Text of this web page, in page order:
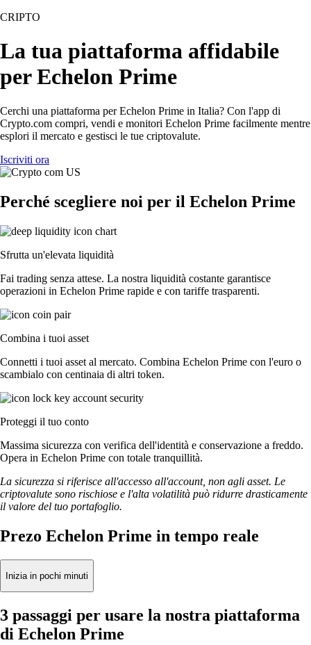
CRIPTO
La tua piattaforma affidabile
per Echelon Prime
Cerchi una piattaforma per Echelon Prime in Italia? Con l'app di
Crypto.com compri, vendi e monitori Echelon Prime facilmente mentre
esplori il mercato e gestisci le tue criptovalute.
Iscriviti ora
Perché scegliere noi per il Echelon Prime
Sfrutta un'elevata liquidità
Fai trading senza attese. La nostra liquidità costante garantisce
operazioni in Echelon Prime rapide e con tariffe trasparenti.
Combina i tuoi asset
Connetti i tuoi asset al mercato. Combina Echelon Prime con l'euro o
scambialo con centinaia di altri token.
Proteggi il tuo conto
Massima sicurezza con verifica dell'identità e conservazione a freddo.
Opera in Echelon Prime con totale tranquillità.
La sicurezza si riferisce all'accesso all'account, non agli asset. Le
criptovalute sono rischiose e l'alta volatilità può ridurre drasticamente
il valore del tuo portafoglio.
Prezo Echelon Prime in tempo reale
Inizia in pochi minuti
3 passaggi per usare la nostra piattaforma
di Echelon Prime